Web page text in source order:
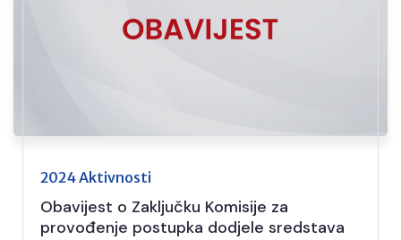
2024 Aktivnosti
Obavijest o Zaključku Komisije za
provođenje postupka dodjele sredstava